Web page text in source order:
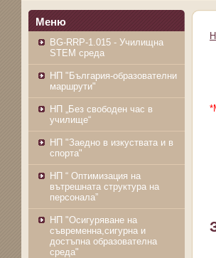
Меню
BG-RRP-1.015 - Училищна
STEM среда
НП "България-образователни
маршрути"
НП „Без свободен час в
училище“
НП "Заедно в изкуствата и в
спорта"
НП “ Оптимизация на
вътрешната структура на
персонала”
НП "Осигуряване на
съвременна,сигурна и
достъпна образователна
среда"